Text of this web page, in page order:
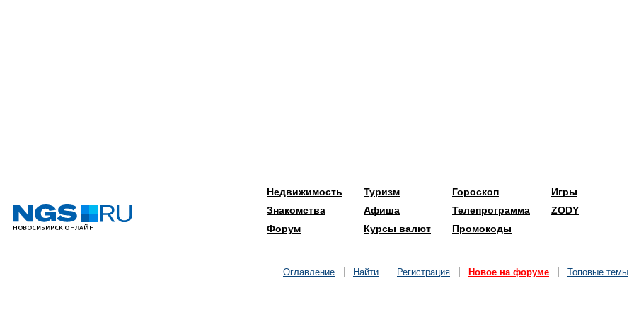
Недвижимость
Знакомства
Форум
Туризм
Афиша
Курсы валют
Гороскоп
Телепрограмма
Промокоды
Игры
ZODY
Оглавление Найти Регистрация Новое на форуме Топовые темы